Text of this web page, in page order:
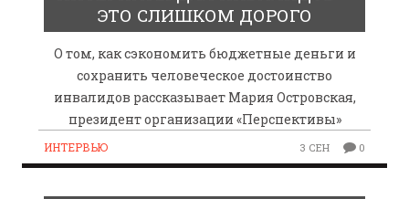
ЭТО СЛИШКОМ ДОРОГО
О том, как сэкономить бюджетные деньги и
сохранить человеческое достоинство
инвалидов рассказывает Мария Островская,
президент организации «Перспективы»
ИНТЕРВЬЮ 3 СЕН 0